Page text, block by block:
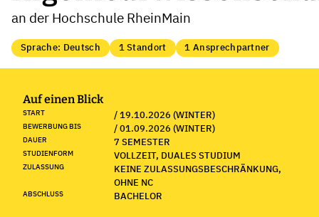
an der Hochschule RheinMain
Sprache: Deutsch 1 Standort 1 Ansprechpartner
Auf einen Blick
START / 19.10.2026 (WINTER)
BEWERBUNG BIS / 01.09.2026 (WINTER)
DAUER 7 SEMESTER
STUDIENFORM VOLLZEIT, DUALES STUDIUM
ZULASSUNG
KEINE ZULASSUNGSBESCHRÄNKUNG,
OHNE NC
ABSCHLUSS BACHELOR